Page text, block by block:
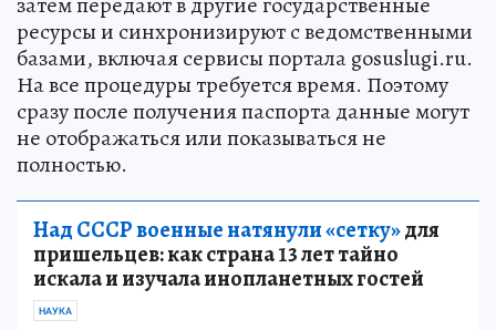
ресурсы и синхронизируют с ведомственными
базами, включая сервисы портала gosuslugi.ru.
На все процедуры требуется время. Поэтому
сразу после получения паспорта данные могут
не отображаться или показываться не
полностью.
Над СССР военные натянули «сетку»для
пришельцев: как страна 13 лет тайно
искала и изучала инопланетных гостей
НАУКА